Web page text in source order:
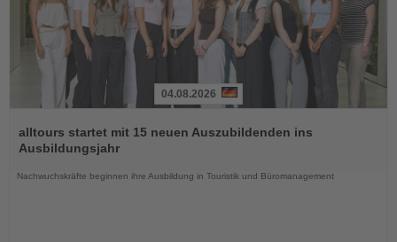
Sie
die
04.08.2026
alltours startet mit 15 neuen Auszubildenden ins
Ausbildungsjahr
Nachwuchskräfte beginnen ihre Ausbildung in Touristik und Büromanagement